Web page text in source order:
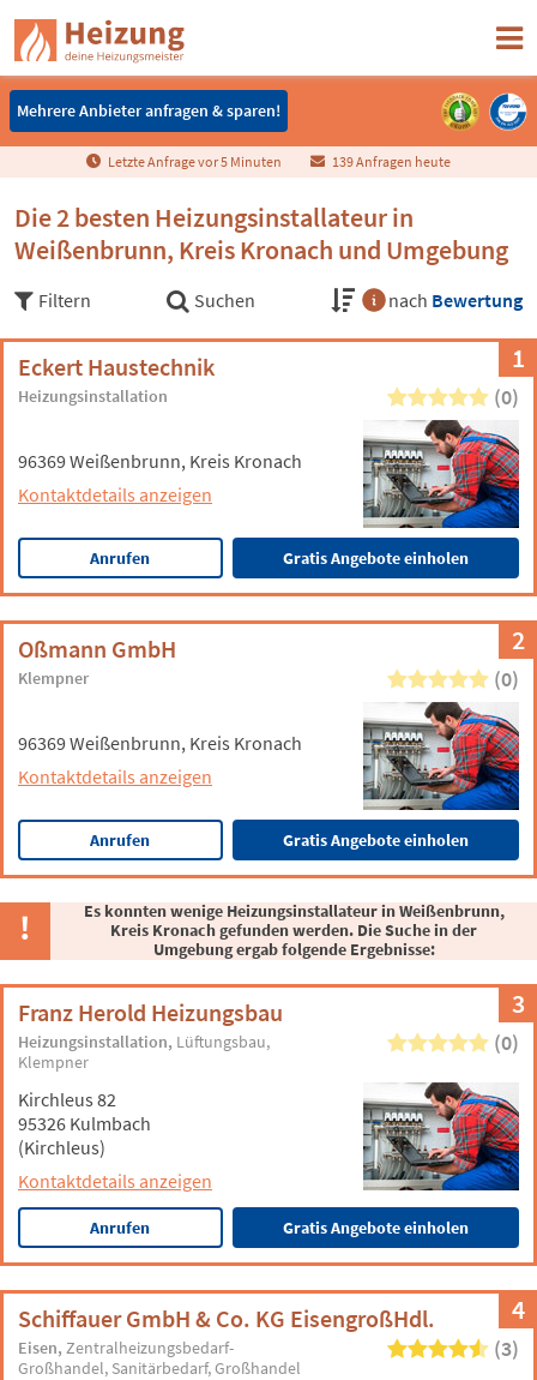
Mehrere Anbieter anfragen & sparen!
Mehrere Anbieter anfragen & sparen!
Letzte Anfrage vor5 Minuten 139 Anfragen heute
Die 2 besten Heizungsinstallateur in
Weißenbrunn, Kreis Kronach und Umgebung
Filtern Suchen nach Bewertung
1
Eckert Haustechnik
Heizungsinstallation (0)
96369 Weißenbrunn, Kreis Kronach
Kontaktdetails anzeigen
Anrufen Gratis Angebote einholen
2
Oßmann GmbH
Klempner (0)
96369 Weißenbrunn, Kreis Kronach
Kontaktdetails anzeigen
Anrufen Gratis Angebote einholen
Es konnten wenige Heizungsinstallateur in Weißenbrunn,
Kreis Kronach gefunden werden. Die Suche in der
Umgebung ergab folgende Ergebnisse:
3
Franz Herold Heizungsbau
Heizungsinstallation Lüftungsbau
Klempner
(0)
Kirchleus 82
95326 Kulmbach
(Kirchleus)
Kontaktdetails anzeigen
Anrufen Gratis Angebote einholen
4
Schiffauer GmbH & Co. KG EisengroßHdl.
Eisen Zentralheizungsbedarf-
Großhandel Sanitärbedarf Großhandel
(3)